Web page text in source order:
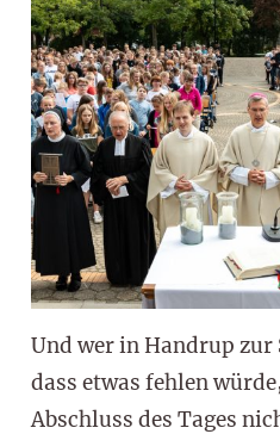
Und wer in Handrup zur
dass etwas fehlen
Abschluss des Tages